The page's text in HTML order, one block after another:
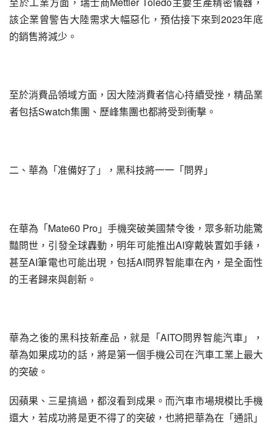
該企業曾警告大陸需求大幅惡化，預估接下來到2023年底
的銷售將減少。
至於消費品領域方面，因大陸消費者信心持續受挫，精品業
者包括Swatch集團、歷峰集團也都將受到衝擊。
二、華為「准備好了」，黑科技將一一「問界」
在華為「Mate60 Pro」手機突破美國禁令後，眾多新功能驚
豔問世，引發全球轟動，明年可能推出AI穿戴裝置如手錶，
甚至AI筆電也可能出現，包括AI問界智能車在內，是全面性
的王者歸來與創新。
華為之後的黑科技新產品，就是「AITO問界智能汽車」，
華為如果成功的話，將是第一個手機公司在汽車工業上最大
的突破。
因蘋果、三星搞過，都沒看到成果。而汽車市場規模比手機
還大，若成功將是更不得了的突破，也將把華為在「通訊」